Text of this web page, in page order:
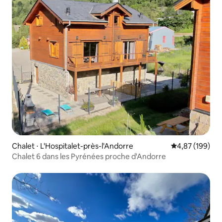
Chalet ⋅ L'Hospitalet-près-l'Andorre Évaluation
4,87 (199)
Chalet 6 dans les Pyrénées proche d'Andorre